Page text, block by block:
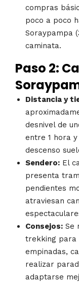
compras
poco a poco
Soraypampa
caminata.
Paso 2:
Distancia y
desnivel de
entre 1 hora
descenso
Sendero: El
presenta
pendientes
atraviesan
Consejos: Se
trekking para
empinadas,
realizar
adaptarse